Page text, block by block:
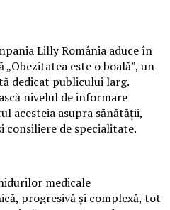
Lilly România aduce în
„Obezitatea este o boală”, un
dedicat publicului larg.
nivelul de informare
acesteia asupra sănătății,
consiliere de specialitate.
medicale
progresivă și complexă, tot